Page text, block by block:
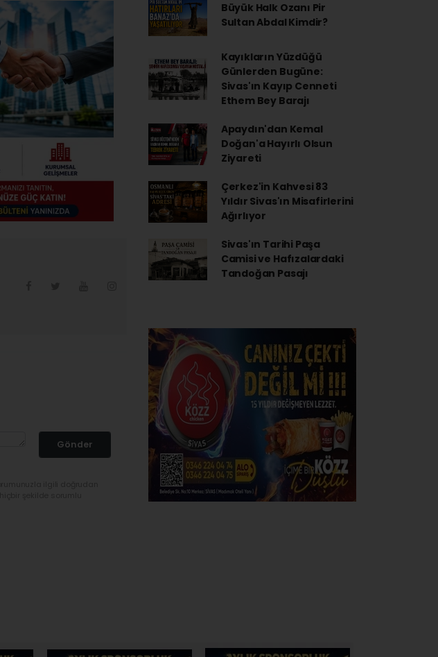
Gönder
Büyük Halk Ozanı Pir
Sultan Abdal Kimdir?
Kayıkların Yüzdüğü
Günlerden Bugüne:
Sivas'ın Kayıp Cenneti
Ethem Bey Barajı
Apaydın'dan Kemal
Doğan'a Hayırlı Olsun
Ziyareti
Çerkez'in Kahvesi 83
Yıldır Sivas'ın Misafirlerini
Ağırlıyor
Sivas'ın Tarihi Paşa
Camisi ve Hafızalardaki
Tandoğan Pasajı